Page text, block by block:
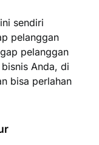
sendiri
pelanggan
pelanggan
Anda, di
bisa perlahan